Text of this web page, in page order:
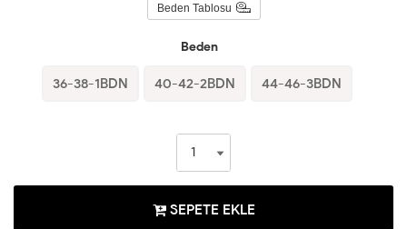
Beden Tablosu
Beden
36-38-1BDN 40-42-2BDN 44-46-3BDN
SEPETE EKLE